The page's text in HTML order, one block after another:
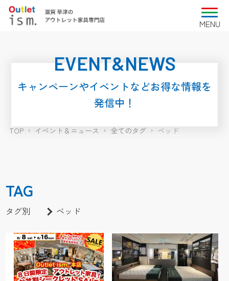
TOP イベント＆ニュース 全てのタグ ベッド
EVENT&NEWS
キャンペーンやイベントなどお得な情報を
発信中！
TAG
タグ別 ベッド